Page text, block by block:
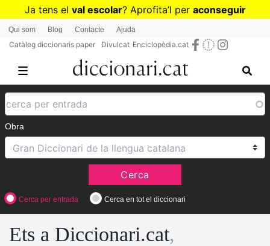
Vés
contingut
Ja tens el val escolar? Aprofita’l per aconseguir
diccionaris per a Primària o Secundària
Qui som Blog Contacte Ajuda
Catàleg diccionaris paper Divulcat Enciclopèdia.cat
Obra
Cerca
Cerca per entrada Cerca en tot el diccionari
Ets a Diccionari.cat,